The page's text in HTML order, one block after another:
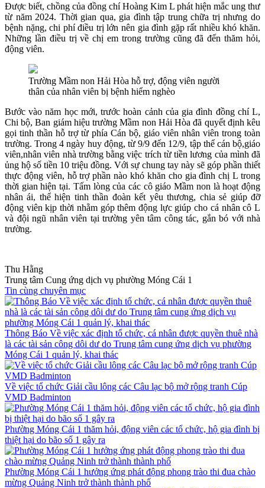
Được biết, chồng của đồng chí Hoàng Kim L phát hiện mắc ung thư
từ năm 2024. Thời gian qua, gia đình tập trung chữa trị nhưng do
bệnh nặng, chi phí điều trị lớn nên gia đình gặp rất nhiều khó khăn.
Những lần điều trị về chị em trong trường cũng đã đến thăm hỏi,
động viên.
Trường Mầm non Hải Hòa hỗ trợ, động viên người
thân của nhân viên bị bệnh hiểm nghèo
Bước vào năm học mới, trước hoàn cảnh của gia đình đồng chí L,
Chi bộ, Ban giám hiệu trường Mầm non Hải Hòa đã quyết định kêu
gọi tinh thần hỗ trợ từ phía Cán bộ, giáo viên nhân viên trong toàn
trường. Trong 4 ngày huy động, từ 9/9 đến 12/9, tập thể cán bộ,giáo
viên,nhân viên nhà trường bằng việc trích từ tiền lương của mình đã
ủng hộ số tiền 10 triệu đồng. Với sự chung tay này sẽ góp phần thiết
thực động viên, hỗ trợ phần nào khó khăn cho gia đình chị L trong
thời gian hiện tại. Tấm lòng của các cô giáo Mầm non là hoạt động
nhân ái, thể hiện tinh thần đoàn kết yêu thương, chia sẻ giúp đỡ
động viên kịp thời nhằm góp thêm động lực giúp cho cá nhân cô L
và đội ngũ nhân viên tại trường yên tâm công tác, gắn bó với nhà
trường.
Thu Hằng
Trung tâm Cung ứng dịch vụ phường Móng Cái 1
Tin cùng chuyên mục
Thông Báo Về việc xác định tổ chức, cá nhân được quyền thuê nhà
là các tài sản công dôi dư do Trung tâm cung ứng dịch vụ phường
Móng Cái 1 quản lý, khai thác
Về việc tổ chức Giải cầu lông các Câu lạc bộ mở rộng tranh Cúp
VMD Badminton
Phường Móng Cái 1 thăm hỏi, động viên các tổ chức, hộ gia đình bị
thiệt hại do bão số 1 gây ra
Phường Móng Cái 1 hưởng ứng phát động phong trào thi đua chào
mừng Quảng Ninh trở thành thành phố